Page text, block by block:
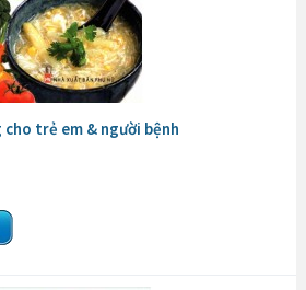
cho trẻ em & người bệnh